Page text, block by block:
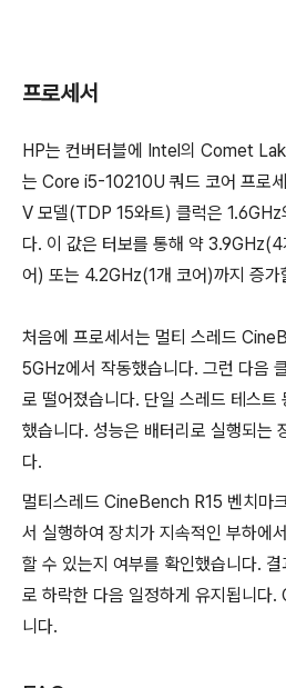
프로세서
HP는 컨버터블에 Intel의 Comet
는 Core i5-10210U 쿼드 코어 프로
V 모델(TDP 15와트) 클럭은 1.6GHz
다. 이 값은 터보를 통해 약
어) 또는 4.2GHz(1개 코어)까지 증가
처음에 프로세서는 멀티 스레드
5GHz에서 작동했습니다. 그런 다음
로 떨어졌습니다. 단일 스레드 테스
했습니다. 성능은 배터리로 실행되는
다.
멀티스레드 CineBench R15 벤치마
서 실행하여 장치가 지속적인 부하에
할 수 있는지 여부를 확인했습니다.
로 하락한 다음 일정하게 유지됩니다.
니다.